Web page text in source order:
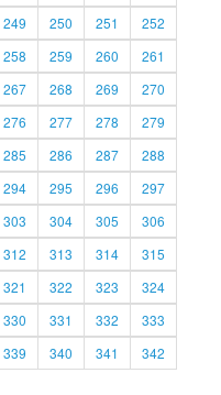
249 250 251
252
258 259 260
261
267 268 269
270
276 277 278
279
285 286 287
288
294 295 296
297
303 304 305
306
312 313 314
315
321 322 323
324
330 331 332
333
339 340 341
342